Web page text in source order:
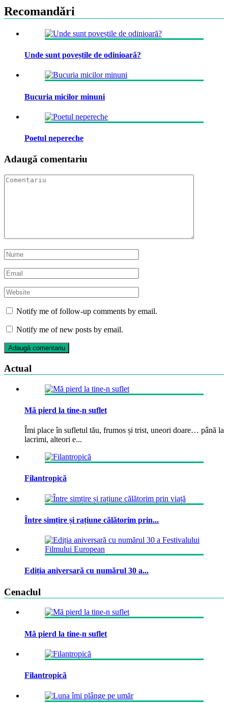
Recomandări
Unde sunt poveștile de odinioară?
Bucuria micilor minuni
Poetul nepereche
Adaugă comentariu
Notify me of follow-up comments by email.
Notify me of new posts by email.
Actual
Mă pierd la tine-n suflet
Îmi place în sufletul tău, frumos și trist, uneori doare… până la
lacrimi, alteori e...
Filantropică
Între simțire și rațiune călătorim prin...
Ediția aniversară cu numărul 30 a...
Cenaclul
Mă pierd la tine-n suflet
Filantropică